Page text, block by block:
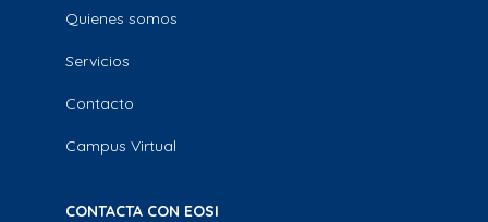
Quienes somos
Servicios
Contacto
Campus Virtual
CONTACTA CON EOSI